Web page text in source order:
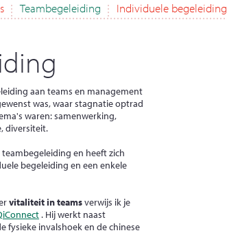
Teambegeleiding Individuele begeleiding
aan teams en management
was, waar stagnatie optrad
waren: samenwerking,
diversiteit.
en heeft zich
begeleiding en een enkele
vitaliteit in teamsverwijs ik je
. Hij werkt naast
fysieke invalshoek en de chinese